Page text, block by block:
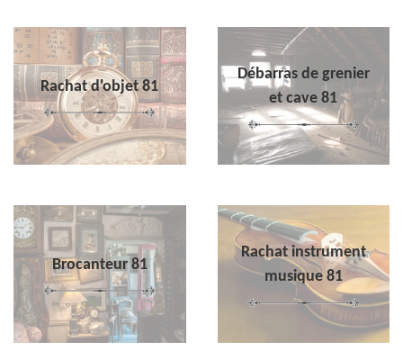
Rachat d'objet 81
Débarras de grenier
et cave 81
Brocanteur 81
Rachat instrument
musique 81